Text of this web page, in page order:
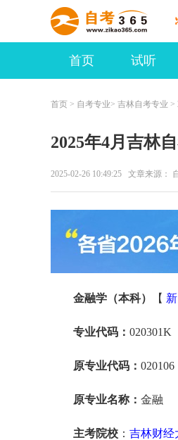
首页 试听
首页 > 自考专业> 吉林自考专业 >
2025年4月吉林
2025-02-26 10:49:25 文章来源：
金融学（本科） 【
专业代码： 020301K
原专业代码： 020106
原专业名称： 金融
主考院校 ： 吉林财经